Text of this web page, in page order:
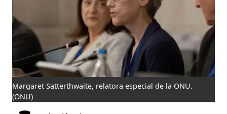
Margaret Satterthwaite, relatora especial de la ONU.
(ONU)